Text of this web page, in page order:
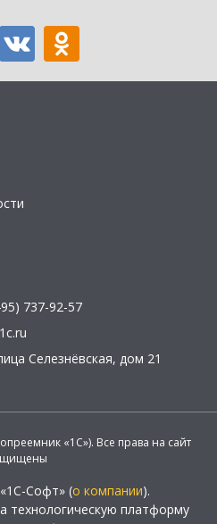
737-92-57
Селезнёвская, дом 21
«1С»). Все права на сайт
Софт» (о компании).
технологическую платформу